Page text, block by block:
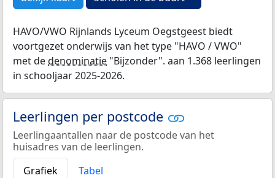
HAVO/VWO Rijnlands Lyceum Oegstgeest biedt
voortgezet onderwijs van het type "HAVO / VWO"
met dedenominatie "Bijzonder". aan 1.368 leerlingen
in schooljaar 2025-2026.
Leerlingen per postcode
Leerlingaantallen naar de postcode van het
huisadres van de leerlingen.
Grafiek
Tabel